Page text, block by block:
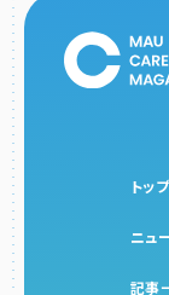
トッ
ニュ
記事